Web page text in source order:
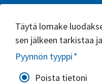
Täytä lomake
sen jälkeen tarkistaa
Pyynnön tyyppi*
Poista tietoni